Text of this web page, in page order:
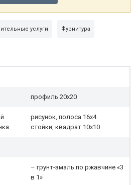
услуги Фурнитура
профиль 20x20
рисунок, полоса 16х4
стойки, квадрат 10х10
– грунт-эмаль по ржавчине «3
в 1»